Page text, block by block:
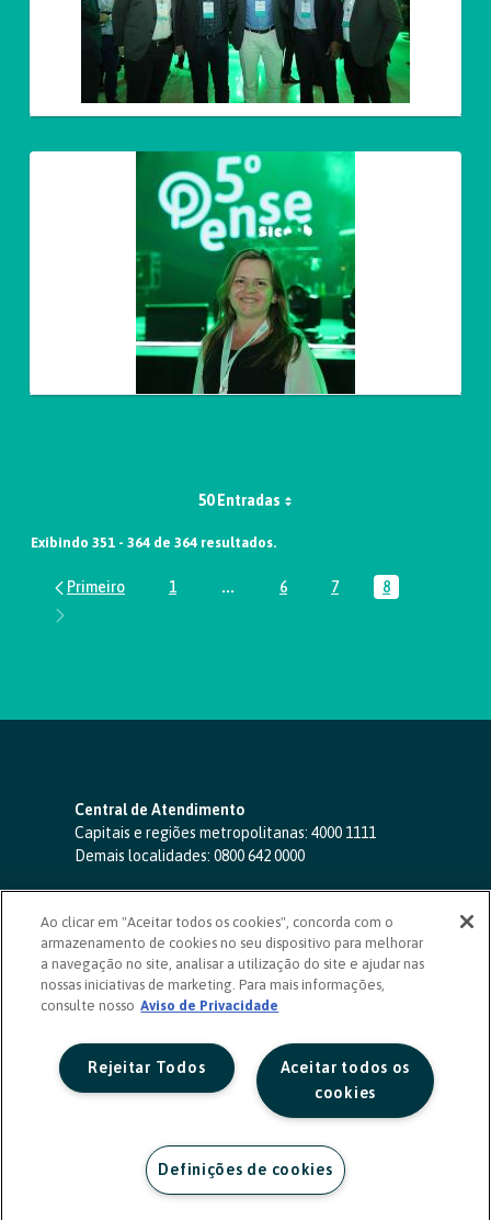
50 Entradas
Exibindo 351 - 364 de 364 resultados.
Página
1 ...Páginas intermediárias Usar ABA
Página
6 Página
7 Página
8
Central de Atendimento
Capitais e regiões metropolitanas: 4000 1111
Demais localidades: 0800 642 0000
SAC 24 horas-0800 724 4420
Ouvidoria
0800 725 0996
(de segunda a sexta, das 8h às 20h)
ouvidoriasicoob.com.br
Deficientes auditivos ou de fala
Ao clicar em "Aceitar todos os cookies", concorda com o
armazenamento de cookies no seu dispositivo para melhorar
a navegação no site, analisar a utilização do site e ajudar nas
nossas iniciativas de marketing. Para mais informações,
consulte nosso Aviso de Privacidade
Aceitar todos os
cookies
Rejeitar Todos
Definições de cookies